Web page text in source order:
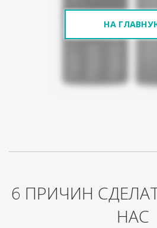
НА
6 ПРИЧИН
НАС